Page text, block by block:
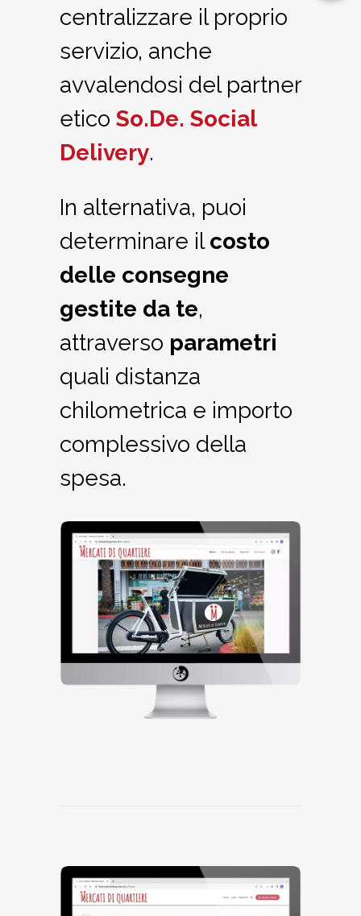
centralizzare il proprio
servizio, anche
avvalendosi del partner
etico So.De. Social
Delivery.
In alternativa, puoi
determinare ilcosto
delle consegne
gestite da te,
attraverso parametri
quali distanza
chilometrica e importo
complessivo della
spesa.